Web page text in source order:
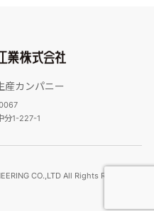
産カンパニー
分1-227-1
CO.,LTD All Rights Reserved.